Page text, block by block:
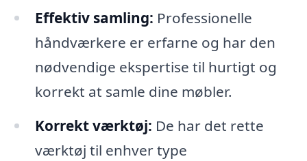
Effektiv samling: Professionelle
håndværkere er erfarne og har den
nødvendige ekspertise til hurtigt og
korrekt at samle dine møbler.
Korrekt værktøj: De har det rette
værktøj til enhver type